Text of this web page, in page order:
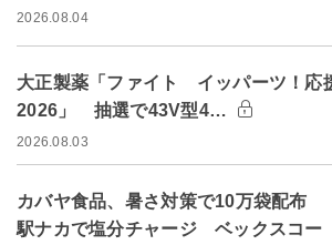
2026.08.04
大正製薬「ファイト イッパーツ！応
2026」 抽選で43V型4…
2026.08.03
カバヤ食品、暑さ対策で10万袋配布
駅ナカで塩分チャージ ベックスコー